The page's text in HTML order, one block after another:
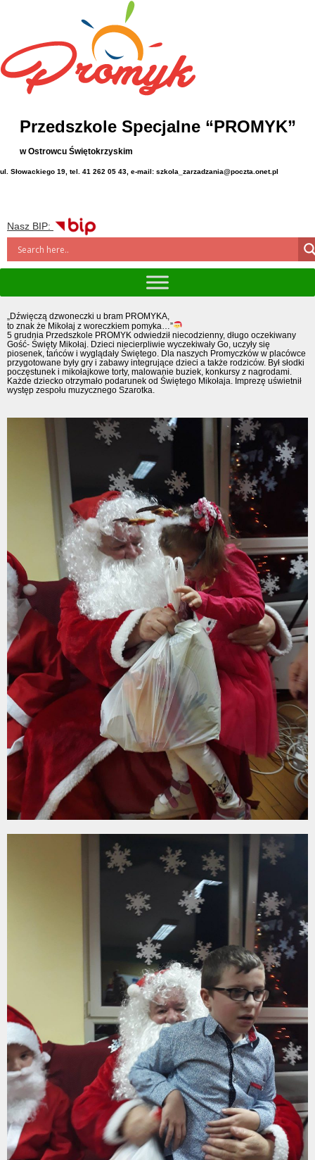
Przedszkole Specjalne “PROMYK”
w Ostrowcu Świętokrzyskim
ul. Słowackiego 19, tel. 41 262 05 43, e-mail: szkola_zarzadzania@poczta.onet.pl
Nasz BIP:
„Dźwięczą dzwoneczki u bram PROMYKA,
to znak że Mikołaj z woreczkiem pomyka…”
5 grudnia Przedszkole PROMYK odwiedził niecodzienny, długo oczekiwany
Gość- Święty Mikołaj. Dzieci niecierpliwie wyczekiwały Go, uczyły się
piosenek, tańców i wyglądały Świętego. Dla naszych Promyczków w placówce
przygotowane były gry i zabawy integrujące dzieci a także rodziców. Był słodki
poczęstunek i mikołajkowe torty, malowanie buziek, konkursy z nagrodami.
Każde dziecko otrzymało podarunek od Świętego Mikołaja. Imprezę uświetnił
występ zespołu muzycznego Szarotka.